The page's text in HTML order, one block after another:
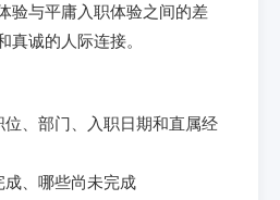
验与平庸入职体验之间的差
真诚的人际连接。
、部门、入职日期和直属经
、哪些尚未完成